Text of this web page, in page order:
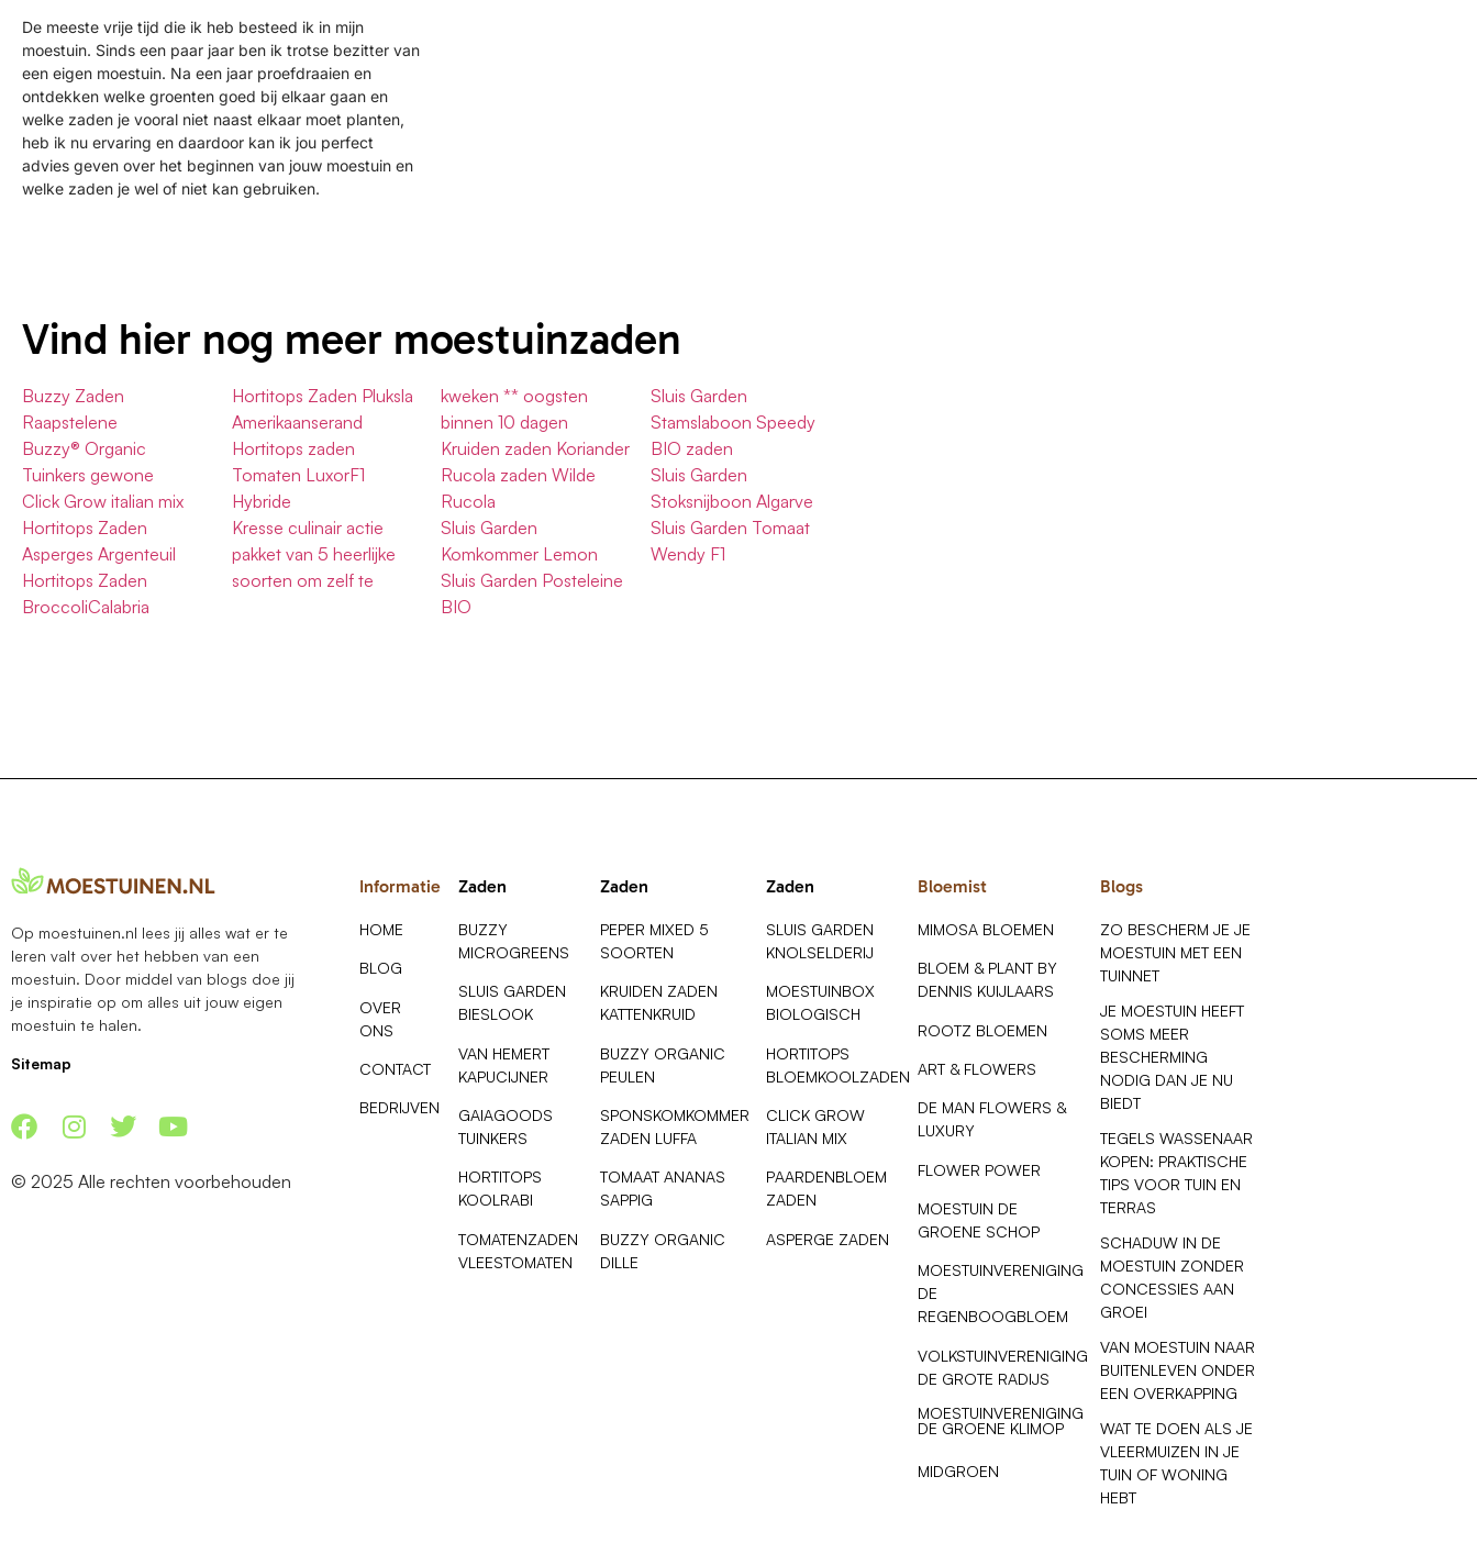
De meeste vrije tijd die ik heb besteed ik in mijn
moestuin. Sinds een paar jaar ben ik trotse bezitter van
een eigen moestuin. Na een jaar proefdraaien en
ontdekken welke groenten goed bij elkaar gaan en
welke zaden je vooral niet naast elkaar moet planten,
heb ik nu ervaring en daardoor kan ik jou perfect
advies geven over het beginnen van jouw moestuin en
welke zaden je wel of niet kan gebruiken.
Vind hier nog meer moestuinzaden
Buzzy Zaden
Raapstelene
Buzzy® Organic
Tuinkers gewone
Click Grow italian mix
Hortitops Zaden
Asperges Argenteuil
Hortitops Zaden
BroccoliCalabria
Hortitops Zaden Pluksla
Amerikaanserand
Hortitops zaden
Tomaten LuxorF1
Hybride
Kresse culinair actie
pakket van 5 heerlijke
soorten om zelf te
kweken ** oogsten
binnen 10 dagen
Kruiden zaden Koriander
Rucola zaden Wilde
Rucola
Sluis Garden
Komkommer Lemon
Sluis Garden Posteleine
BIO
Sluis Garden
Stamslaboon Speedy
BIO zaden
Sluis Garden
Stoksnijboon Algarve
Sluis Garden Tomaat
Wendy F1
Op moestuinen.nl lees jij alles wat er te
leren valt over het hebben van een
moestuin. Door middel van blogs doe jij
je inspiratie op om alles uit jouw eigen
moestuin te halen.
Sitemap
© 2025 Alle rechten voorbehouden
Informatie
HOME
BLOG
OVER
ONS
CONTACT
BEDRIJVEN
Zaden
BUZZY
MICROGREENS
SLUIS GARDEN
BIESLOOK
VAN HEMERT
KAPUCIJNER
GAIAGOODS
TUINKERS
HORTITOPS
KOOLRABI
TOMATENZADEN
VLEESTOMATEN
Zaden
PEPER MIXED 5
SOORTEN
KRUIDEN ZADEN
KATTENKRUID
BUZZY ORGANIC
PEULEN
SPONSKOMKOMMER
ZADEN LUFFA
TOMAAT ANANAS
SAPPIG
BUZZY ORGANIC
DILLE
Zaden
SLUIS GARDEN
KNOLSELDERIJ
MOESTUINBOX
BIOLOGISCH
HORTITOPS
BLOEMKOOLZADEN
CLICK GROW
ITALIAN MIX
PAARDENBLOEM
ZADEN
ASPERGE ZADEN
Bloemist
MIMOSA BLOEMEN
BLOEM & PLANT BY
DENNIS KUIJLAARS
ROOTZ BLOEMEN
ART & FLOWERS
DE MAN FLOWERS &
LUXURY
FLOWER POWER
MOESTUIN DE
GROENE SCHOP
MOESTUINVERENIGING
DE
REGENBOOGBLOEM
VOLKSTUINVERENIGING
DE GROTE RADIJS
MOESTUINVERENIGING
DE GROENE KLIMOP
MIDGROEN
Blogs
ZO BESCHERM JE JE
MOESTUIN MET EEN
TUINNET
JE MOESTUIN HEEFT
SOMS MEER
BESCHERMING
NODIG DAN JE NU
BIEDT
TEGELS WASSENAAR
KOPEN: PRAKTISCHE
TIPS VOOR TUIN EN
TERRAS
SCHADUW IN DE
MOESTUIN ZONDER
CONCESSIES AAN
GROEI
VAN MOESTUIN NAAR
BUITENLEVEN ONDER
EEN OVERKAPPING
WAT TE DOEN ALS JE
VLEERMUIZEN IN JE
TUIN OF WONING
HEBT